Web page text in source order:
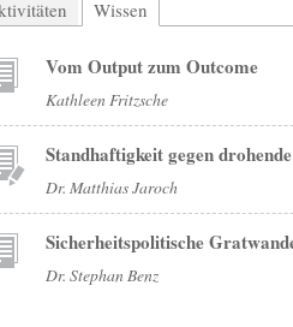
Wissen
Vom Output zum Outcome
Kathleen Fritzsche
Standhaftigkeit gegen
Dr. Matthias Jaroch
Sicherheitspolitische
Dr. Stephan Benz